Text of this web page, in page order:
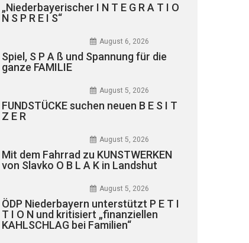
„Niederbayerischer I N T E G R A T I O
N S P R E I S“
August 6, 2026
Spiel, S P A ß und Spannung für die
ganze FAMILIE
August 5, 2026
FUNDSTÜCKE suchen neuen B E S I T
Z E R
August 5, 2026
Mit dem Fahrrad zu KUNSTWERKEN
von Slavko O B L A K in Landshut
August 5, 2026
ÖDP Niederbayern unterstützt P E T I
T I O N und kritisiert „finanziellen
KAHLSCHLAG bei Familien“